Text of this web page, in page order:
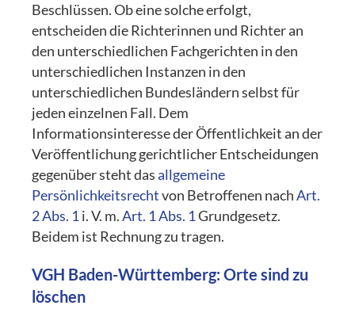
Beschlüssen. Ob eine solche erfolgt,
entscheiden die Richterinnen und Richter an
den unterschiedlichen Fachgerichten in den
unterschiedlichen Instanzen in den
unterschiedlichen Bundesländern selbst für
jeden einzelnen Fall. Dem
Informationsinteresse der Öffentlichkeit an der
Veröffentlichung gerichtlicher Entscheidungen
gegenüber steht dasallgemeine
Persönlichkeitsrechtvon Betroffenen nachArt.
2 Abs. 1 i. V. m.Art. 1 Abs. 1Grundgesetz.
Beidem ist Rechnung zu tragen.
VGH Baden-Württemberg: Orte sind zu
löschen